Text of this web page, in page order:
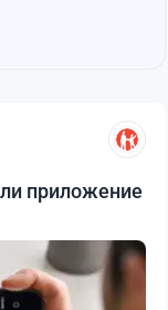
приложение